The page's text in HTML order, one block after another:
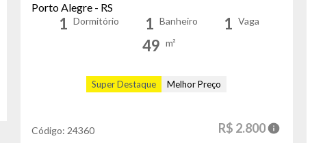
Porto Alegre - RS
1 Dormitório 1 Banheiro 1 Vaga
49 m²
Super Destaque Melhor Preço
Código: 24360 R$ 2.800